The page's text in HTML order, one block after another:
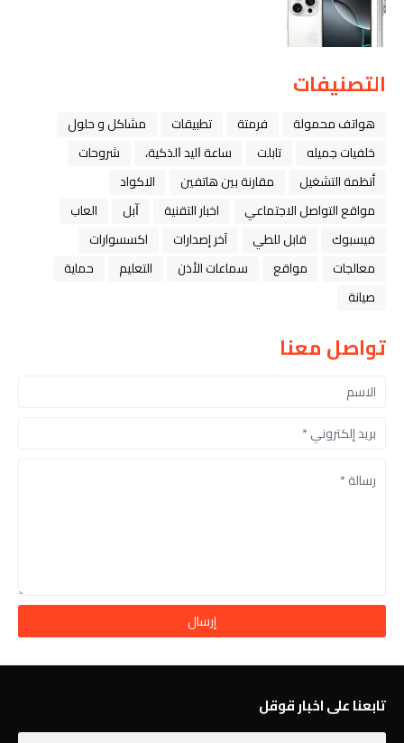
التصنيفات
هواتف محمولة فرمتة تطبيقات
مشاكل و حلول
خلفيات جميله
تابلت ﺳﺎﻋﺔ ﺍﻟﻴﺪ ﺍﻟﺬﻛﻴﺔ،
شروحات
أنظمة التشغيل
مقارنة بين هاتفين
الاكواد
مواقع التواصل الاجتماعي
اخبار التقنية ﺁﺑﻞ
العاب
فيسبوك
قابل للطي آخر إصدارات
اكسسوارات
معالجات
مواقع سماعات الأذن التعليم
حماية
صيانة
تواصل معنا
تابعنا على اخبار قوقل